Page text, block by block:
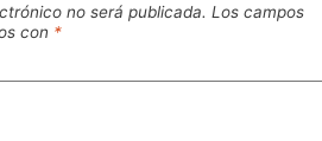
no será publicada. Los campos
con *